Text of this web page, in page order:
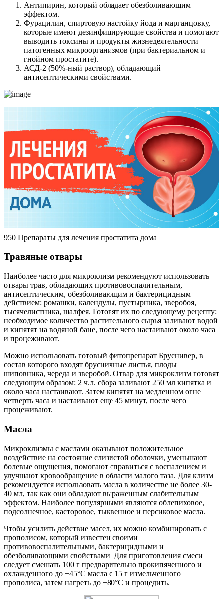
Антипирин, который обладает обезболивающим
эффектом.
Фурацилин, спиртовую настойку йода и марганцовку,
которые имеют дезинфицирующие свойства и помогают
выводить токсины и продукты жизнедеятельности
патогенных микроорганизмов (при бактериальном и
гнойном простатите).
АСД-2 (50%-ный раствор), обладающий
антисептическими свойствами.
950 Препараты для лечения простатита дома
Травяные отвары
Наиболее часто для микроклизм рекомендуют использовать
отвары трав, обладающих противовоспалительным,
антисептическим, обезболивающим и бактерицидным
действием: ромашки, календулы, пустырника, зверобоя,
тысячелистника, шалфея. Готовят их по следующему рецепту:
необходимое количество растительного сырья заливают водой
и кипятят на водяной бане, после чего настаивают около часа
и процеживают.
Можно использовать готовый фитопрепарат Бруснивер, в
состав которого входят брусничные листья, плоды
шиповника, череда и зверобой. Отвар для микроклизм готовят
следующим образом: 2 ч.л. сбора заливают 250 мл кипятка и
около часа настаивают. Затем кипятят на медленном огне
четверть часа и настаивают еще 45 минут, после чего
процеживают.
Масла
Микроклизмы с маслами оказывают положительное
воздействие на состояние слизистой оболочки, уменьшают
болевые ощущения, помогают справиться с воспалением и
улучшают кровообращение в области малого таза. Для клизм
рекомендуется использовать масла в количестве не более 30-
40 мл, так как они обладают выраженным слабительным
эффектом. Наиболее популярными являются облепиховое,
подсолнечное, касторовое, тыквенное и персиковое масла.
Чтобы усилить действие масел, их можно комбинировать с
прополисом, который известен своими
противовоспалительными, бактерицидными и
обезболивающими свойствами. Для приготовления смеси
следует смешать 100 г предварительно прокипяченного и
охлажденного до +45°С масла с 15 г измельченного
прополиса, затем нагреть до +80°С и процедить.